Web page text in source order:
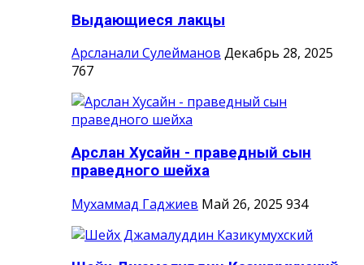
Выдающиеся лакцы
Арсланали Сулейманов Декабрь 28, 2025
767
Арслан Хусайн - праведный сын
праведного шейха
Мухаммад Гаджиев Май 26, 2025 934